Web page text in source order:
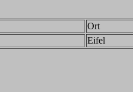
Ort
Eifel